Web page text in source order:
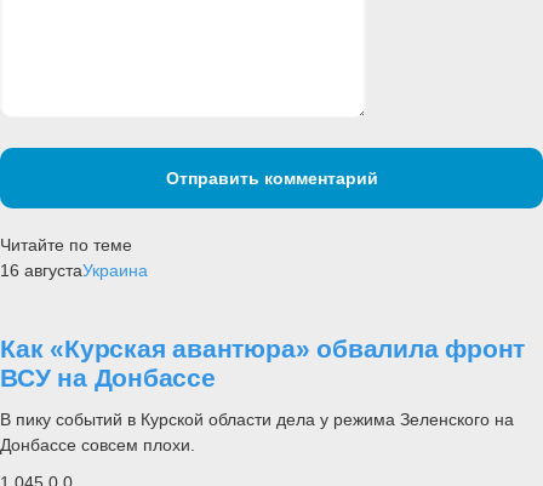
Отправить комментарий
Читайте по теме
16 августаУкраина
Как «Курская авантюра» обвалила фронт
ВСУ на Донбассе
В пику событий в Курской области дела у режима Зеленского на
Донбассе совсем плохи.